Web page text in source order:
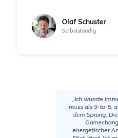
Olaf Schuster
Selbststöndig
„Ich wusste immer,
muss als 9-to-5, aber
dem Sprung. Die
Gamechanger.
energetischer